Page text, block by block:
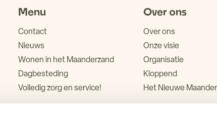
Menu
Contact
Nieuws
Wonen in het Maanderzand
Dagbesteding
Volledig zorg en service!
Over ons
Over ons
Onze visie
Organisatie
Kloppend
Het Nieuwe